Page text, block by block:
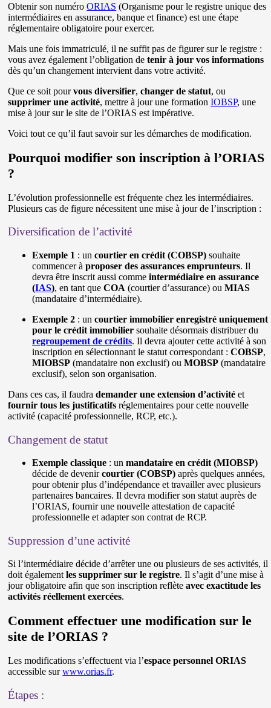
Obtenir son numéroORIAS (Organisme pour le registre unique des
intermédiaires en assurance, banque et finance) est une étape
réglementaire obligatoire pour exercer.
Mais une fois immatriculé, il ne suffit pas de figurer sur le registre :
vous avez également l’obligation detenir à jour vos informations
dès qu’un changement intervient dans votre activité.
Que ce soit pourvous diversifier,changer de statut, ou
supprimer une activité, mettre à jour une formationIOBSP, une
mise à jour sur le site de l’ORIAS est impérative.
Voici tout ce qu’il faut savoir sur les démarches de modification.
Pourquoi modifier son inscription à l’ORIAS
?
L’évolution professionnelle est fréquente chez les intermédiaires.
Plusieurs cas de figure nécessitent une mise à jour de l’inscription :
Diversification de l’activité
Exemple 1 : uncourtier en crédit (COBSP) souhaite
commencer àproposer des assurances emprunteurs. Il
devra être inscrit aussi commeintermédiaire en assurance
(IAS), en tant queCOA (courtier d’assurance) ouMIAS
(mandataire d’intermédiaire).
Exemple 2 : uncourtier immobilier enregistré uniquement
pour le crédit immobilier souhaite désormais distribuer du
regroupement de crédits. Il devra ajouter cette activité à son
inscription en sélectionnant le statut correspondant :COBSP,
MIOBSP (mandataire non exclusif) ouMOBSP (mandataire
exclusif), selon son organisation.
Dans ces cas, il faudrademander une extension d’activité et
fournir tous les justificatifs réglementaires pour cette nouvelle
activité (capacité professionnelle, RCP, etc.).
Changement de statut
Exemple classique : unmandataire en crédit (MIOBSP)
décide de devenircourtier (COBSP) après quelques années,
pour obtenir plus d’indépendance et travailler avec plusieurs
partenaires bancaires. Il devra modifier son statut auprès de
l’ORIAS, fournir une nouvelle attestation de capacité
professionnelle et adapter son contrat de RCP.
Suppression d’une activité
Si l’intermédiaire décide d’arrêter une ou plusieurs de ses activités, il
doit égalementles supprimer sur le registre. Il s’agit d’une mise à
jour obligatoire afin que son inscription reflèteavec exactitude les
activités réellement exercées.
Comment effectuer une modification sur le
site de l’ORIAS ?
Les modifications s’effectuent via l’espace personnel ORIAS
accessible surwww.orias.fr.
Étapes :